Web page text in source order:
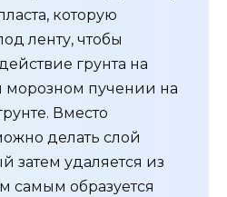
которую
ленту, чтобы
грунта на
морозном пучении на
Вместо
делать слой
затем удаляется из
самым образуется